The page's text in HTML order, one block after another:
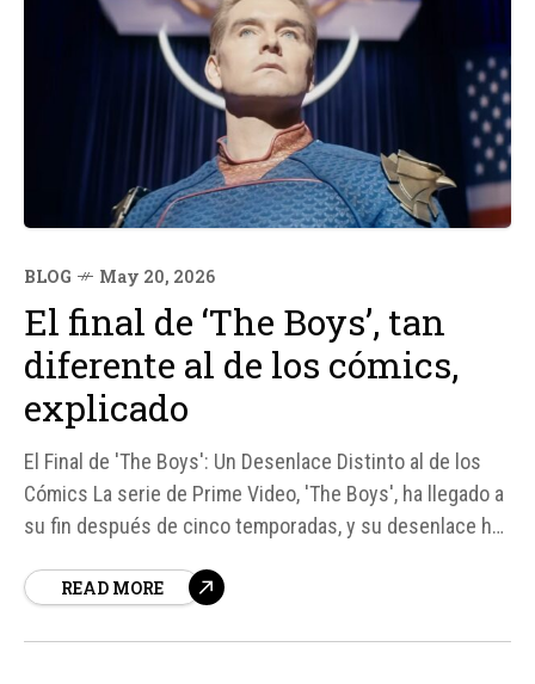
BLOG May 20, 2026
El final de ‘The Boys’, tan
diferente al de los cómics,
explicado
El Final de 'The Boys': Un Desenlace Distinto al de los
Cómics La serie de Prime Video, 'The Boys', ha llegado a
su fin después de cinco temporadas, y su desenlace ha
diferente al de los cómics en los que se basa.
READ MORE